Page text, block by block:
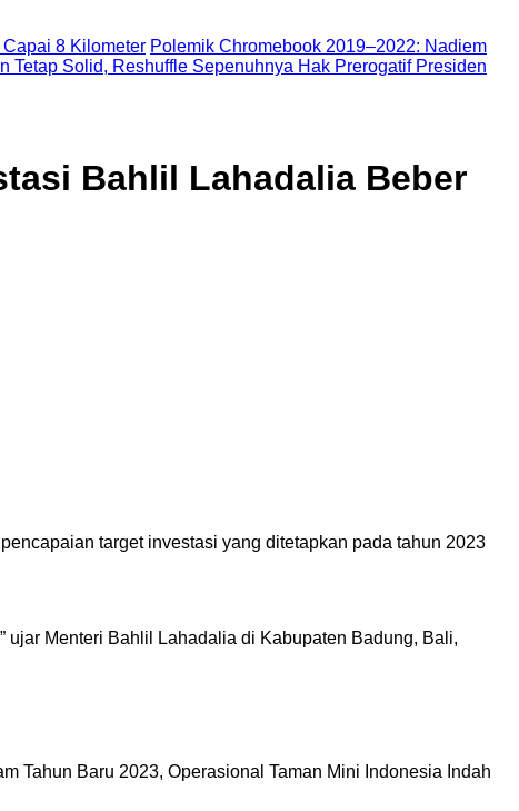
8 Kilometer Polemik Chromebook 2019–2022: Nadiem
Tetap Solid, Reshuffle Sepenuhnya Hak Prerogatif Presiden
Bahlil Lahadalia Beber
target investasi yang ditetapkan pada tahun 2023
ujar Menteri Bahlil Lahadalia di Kabupaten Badung, Bali,
Tahun Baru 2023, Operasional Taman Mini Indonesia Indah